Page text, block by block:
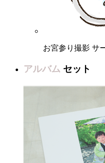
お宮参り撮影 サ
アルバム セット